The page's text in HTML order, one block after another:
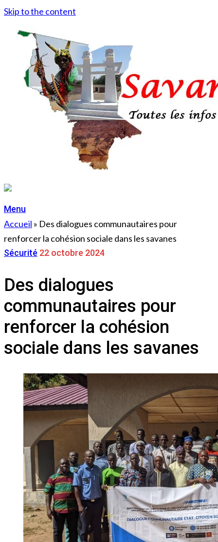
Skip to the content
Menu
Accueil » Des dialogues communautaires pour
renforcer la cohésion sociale dans les savanes
Sécurité 22 octobre 2024
Des dialogues
communautaires pour
renforcer la cohésion
sociale dans les savanes